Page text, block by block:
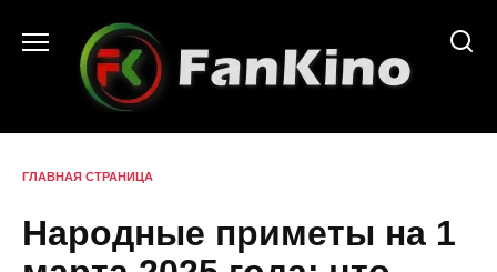
содержанию
ГЛАВНАЯ СТРАНИЦА
Народные приметы на 1